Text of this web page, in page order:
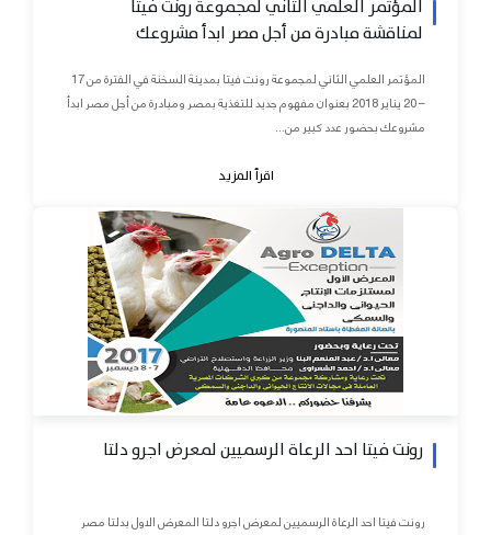
المؤتمر العلمي الثاني لمجموعة رونت فيتا
لمناقشة مبادرة من أجل مصر ابدأ مشروعك
المؤتمر العلمي الثاني لمجموعة رونت فيتا بمدينة السخنة في الفترة من 17
– 20 يناير 2018 بعنوان مفهوم جديد للتغذية بمصر ومبادرة من أجل مصر ابدأ
مشروعك بحضور عدد كبير من...
اقرأ المزيد
رونت فيتا احد الرعاة الرسميين لمعرض اجرو دلتا
رونت فيتا احد الرعاة الرسميين لمعرض اجرو دلتا المعرض الاول بدلتا مصر